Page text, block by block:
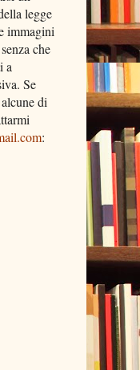
legge
immagini
che
a
Se
di
: